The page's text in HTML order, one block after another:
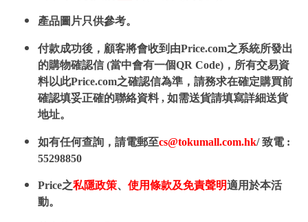
產品圖片只供參考。
付款成功後，顧客將會收到由Price.com之系統所發出
的購物確認信 (當中會有一個QR Code)，所有交易資
料以此Price.com之確認信為準，請務求在確定購買前
確認填妥正確的聯絡資料 , 如需送貨請填寫詳細送貨
地址。
如有任何查詢，請電郵至cs@tokumall.com.hk/ 致電 :
55298850
Price之私隱政策、 使用條款及免責聲明適用於本活
動。